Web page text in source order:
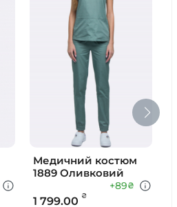
Медичний костюм
1889 Оливковий
1 799.00 ₴
+89₴